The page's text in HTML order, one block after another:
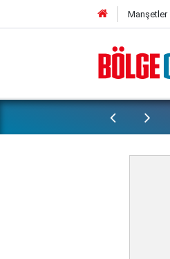
Manşetler
bakanlığından uyarı: